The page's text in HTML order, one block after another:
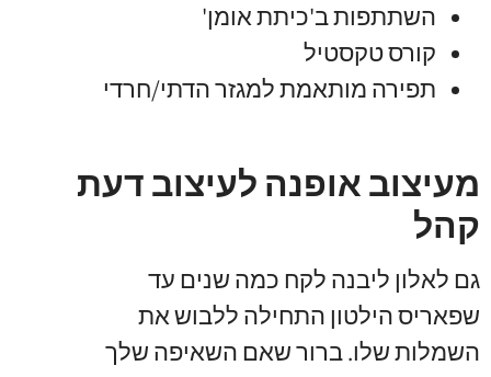
השתתפות ב'כיתת אומן'
קורס טקסטיל
תפירה מותאמת למגזר הדתי/חרדי
מעיצוב אופנה לעיצוב דעת
קהל
גם לאלון ליבנה לקח כמה שנים עד
שפאריס הילטון התחילה ללבוש את
השמלות שלו. ברור שאם השאיפה שלך